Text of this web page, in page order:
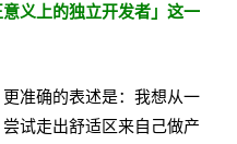
义上的独立开发者」这一
准确的表述是：我想从一
试走出舒适区来自己做产